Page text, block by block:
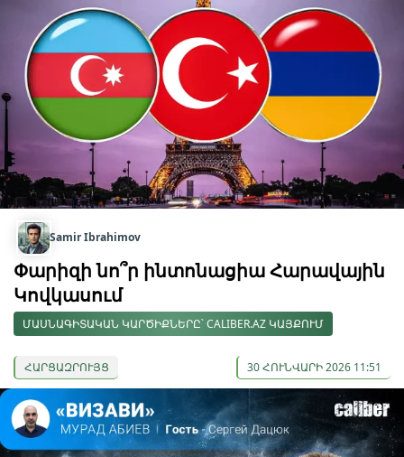
Samir Ibrahimov
Փարիզի նո՞ր ինտոնացիա Հարավային
Կովկասում
ՄԱՍՆԱԳԻՏԱԿԱՆ ԿԱՐԾԻՔՆԵՐԸ՝ CALIBER.AZ ԿԱՅՔՈՒՄ
ՀԱՐՑԱԶՐՈՒՅՑ 30 ՀՈՒՆՎԱՐԻ 2026 11:51